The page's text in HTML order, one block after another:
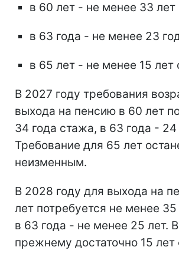
в 60 лет - не менее 33 лет
в 63 года - не менее 23
в 65 лет - не менее 15 лет
В 2027 году требования
выхода на пенсию в 60 лет
34 года стажа, в 63 года - 24
Требование для 65 лет
неизменным.
В 2028 году для выхода на
лет потребуется не менее
в 63 года - не менее 25 лет.
прежнему достаточно 15 лет